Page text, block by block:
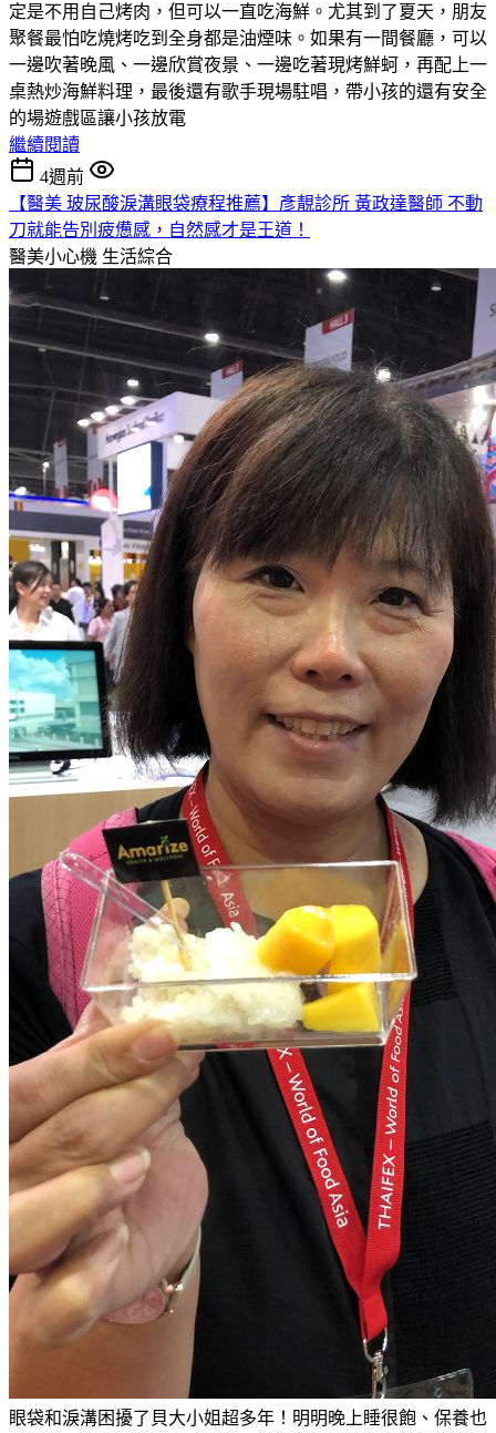
定是不用自己烤肉，但可以一直吃海鮮。尤其到了夏天，朋友
聚餐最怕吃燒烤吃到全身都是油煙味。如果有一間餐廳，可以
一邊吹著晚風、一邊欣賞夜景、一邊吃著現烤鮮蚵，再配上一
桌熱炒海鮮料理，最後還有歌手現場駐唱，帶小孩的還有安全
的場遊戲區讓小孩放電
繼續閱讀
4週前
【醫美 玻尿酸淚溝眼袋療程推薦】彥靚診所 黃政達醫師 不動
刀就能告別疲憊感，自然感才是王道！
醫美小心機 生活綜合
眼袋和淚溝困擾了貝大小姐超多年！明明晚上睡很飽、保養也